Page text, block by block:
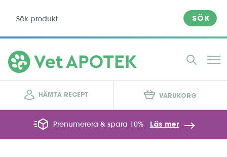
SÖK
HÄMTA RECEPT VARUKORG
Prenumerera & spara 10% Läs mer